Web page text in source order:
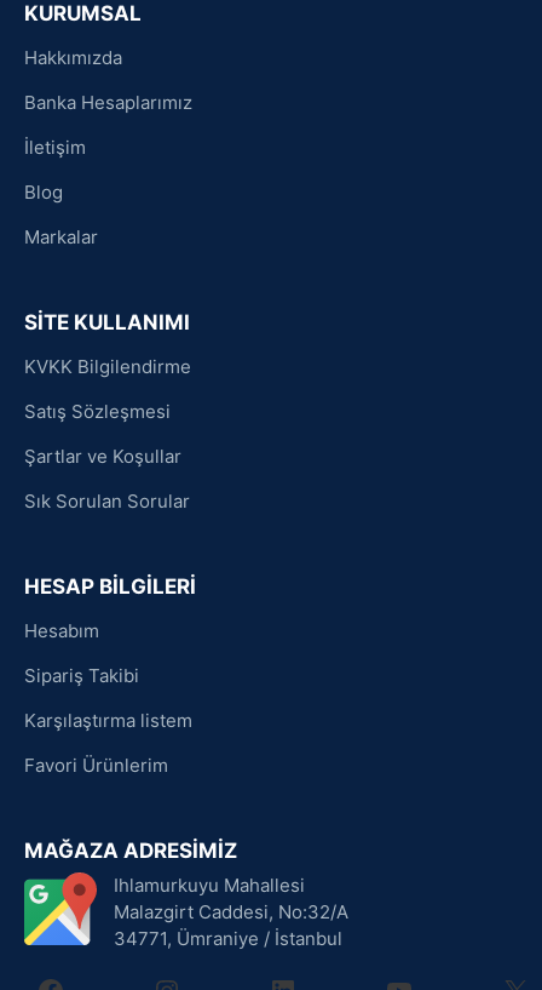
KURUMSAL
Hakkımızda
Banka Hesaplarımız
İletişim
Blog
Markalar
SİTE KULLANIMI
KVKK Bilgilendirme
Satış Sözleşmesi
Şartlar ve Koşullar
Sık Sorulan Sorular
HESAP BİLGİLERİ
Hesabım
Sipariş Takibi
Karşılaştırma listem
Favori Ürünlerim
MAĞAZA ADRESİMİZ
Ihlamurkuyu Mahallesi
Malazgirt Caddesi, No:32/A
34771, Ümraniye / İstanbul